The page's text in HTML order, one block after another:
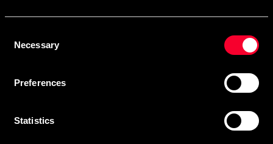
Selection
Necessary
Preferences
Statistics
Kontakt os
Staffanstorpsvägen 115
MVA-nummer: SE556053342301